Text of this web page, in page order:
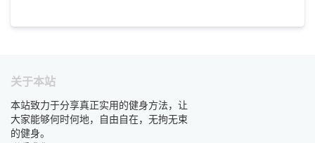
关于本站
本站致力于分享真正实用的健身方法，让
大家能够何时何地，自由自在，无拘无束
的健身。